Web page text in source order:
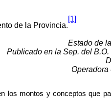
de la Provincia.
[1]
Estado de
Publicado en la Sep. del
Operadora
los montos y conceptos que